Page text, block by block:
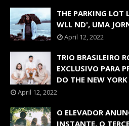
THE PARKING LOT
WLL ND', UMA
April 12, 2022
TRIO BRASILEIRO
EXCLUSIVO PARA
DO THE NEW
April 12, 2022
O ELEVADOR
INSTANTE, O